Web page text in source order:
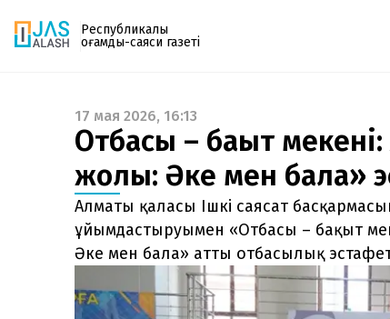
Республикалық
қоғамдық-саяси газеті
Газетке жазылу
PDF форматтағы газетті ай сайын электронды
поштаңызға алып отырыңыз. Жаңа нөмір
шыққан сәтте сізге бірден жіберіледі. Тек email
енгізіңіз, біз қалғанын өзіміз жібереміз.
17 мая 2026, 16:13
Отбасы – бақыт
жолы: Әке мен бала»
Алматы қаласы Ішкі саясат
ұйымдастыруымен «Отбасы – бақыт
Әке мен бала» атты отбасылық